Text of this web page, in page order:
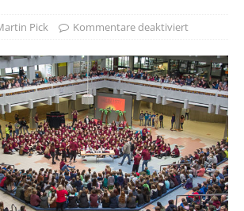
Pick Kommentare deaktiviert